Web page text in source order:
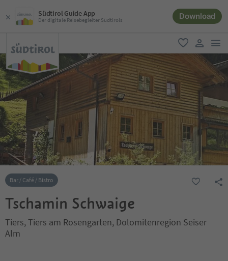
Südtirol Guide App
Der digitale Reisebegleiter Südtirols Download
favorit
user link
Bar / Café / Bistro
Tschamin Schwaige
Tiers, Tiers am Rosengarten, Dolomitenregion Seiser
Alm